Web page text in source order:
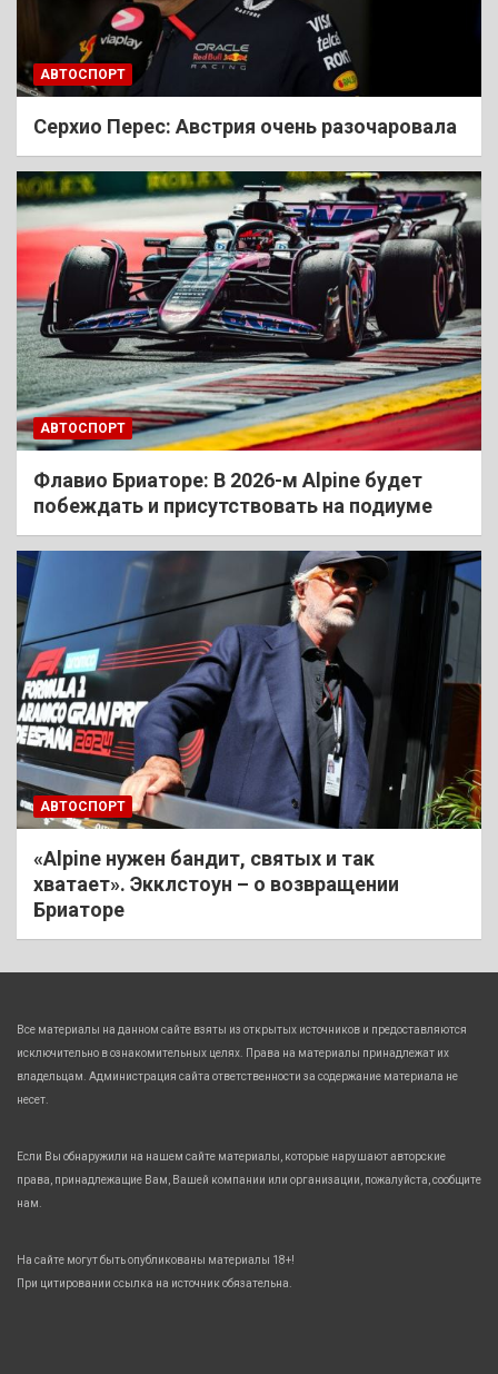
АВТОСПОРТ
Cерхио Перес: Австрия очень разочаровала
АВТОСПОРТ
Флавио Бриаторе: В 2026-м Alpine будет
побеждать и присутствовать на подиуме
АВТОСПОРТ
«Alpine нужен бандит, святых и так
хватает». Экклстоун – о возвращении
Бриаторе
Все материалы на данном сайте взяты из открытых источников и предоставляются
исключительно в ознакомительных целях. Права на материалы принадлежат их
владельцам. Администрация сайта ответственности за содержание материала не
несет.
Если Вы обнаружили на нашем сайте материалы, которые нарушают авторские
права, принадлежащие Вам, Вашей компании или организации, пожалуйста, сообщите
нам.
На сайте могут быть опубликованы материалы 18+!
При цитировании ссылка на источник обязательна.